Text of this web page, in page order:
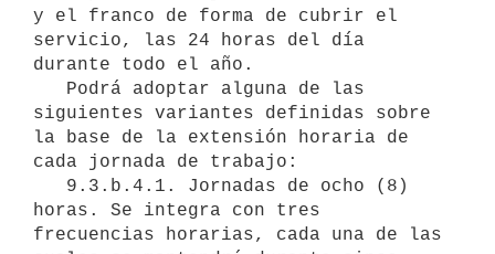
y el franco de forma de cubrir el
servicio, las 24 horas del día
durante todo el año.
siguientes variantes definidas sobre
la base de la extensión horaria de
cada jornada de trabajo:
horas. Se integra con tres
frecuencias horarias, cada una de las